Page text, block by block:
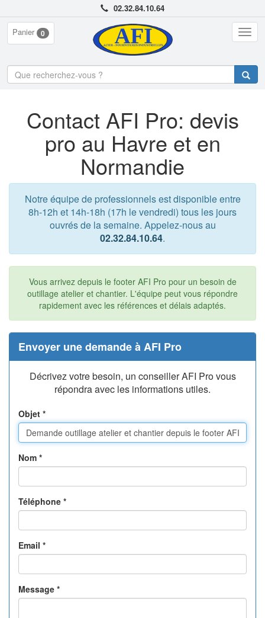
02.32.84.10.64
Panier 0
Contact AFI Pro: devis
pro au Havre et en
Normandie
Notre équipe de professionnels est disponible entre
8h-12h et 14h-18h (17h le vendredi) tous les jours
ouvrés de la semaine. Appelez-nous au
02.32.84.10.64.
Vous arrivez depuis le footer AFI Pro pour un besoin de
outillage atelier et chantier. L'équipe peut vous répondre
rapidement avec les références et délais adaptés.
Envoyer une demande à AFI Pro
Décrivez votre besoin, un conseiller AFI Pro vous
répondra avec les informations utiles.
Objet *
Nom *
Téléphone *
Email *
Message *